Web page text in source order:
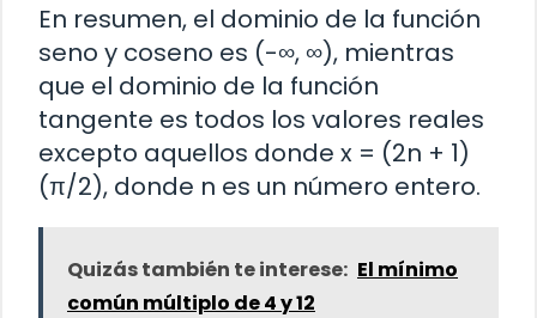
En resumen, el dominio de la función
seno y coseno es (-∞, ∞), mientras
que el dominio de la función
tangente es todos los valores reales
excepto aquellos donde x = (2n + 1)
(π/2), donde n es un número entero.
Quizás también te interese: El mínimo
común múltiplo de 4 y 12